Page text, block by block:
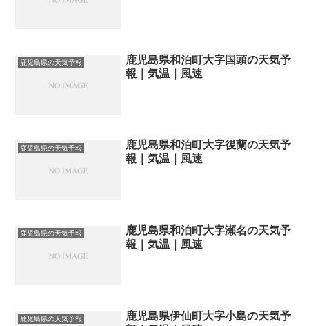
鹿児島県の天気予報
鹿児島県和泊町大字国頭の天気予
報｜気温｜風速
鹿児島県の天気予報
鹿児島県和泊町大字後蘭の天気予
報｜気温｜風速
鹿児島県の天気予報
鹿児島県和泊町大字瀬名の天気予
報｜気温｜風速
鹿児島県の天気予報
鹿児島県伊仙町大字小島の天気予